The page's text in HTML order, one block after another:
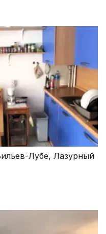
Лубе, Лазурный